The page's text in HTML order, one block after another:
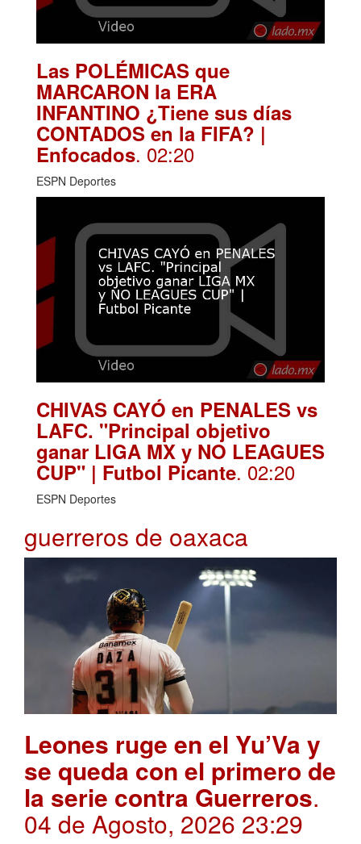
Las POLÉMICAS que
MARCARON la ERA
INFANTINO ¿Tiene sus días
CONTADOS en la FIFA? |
Enfocados. 02:20
ESPN Deportes
CHIVAS CAYÓ en PENALES vs
LAFC. "Principal objetivo
ganar LIGA MX y NO LEAGUES
CUP" | Futbol Picante. 02:20
ESPN Deportes
guerreros de oaxaca
Leones ruge en el Yu’Va y
se queda con el primero de
la serie contra Guerreros.
04 de Agosto, 2026 23:29